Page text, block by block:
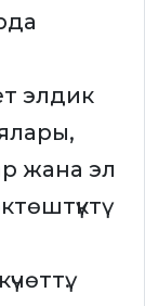
элдик
жана эл